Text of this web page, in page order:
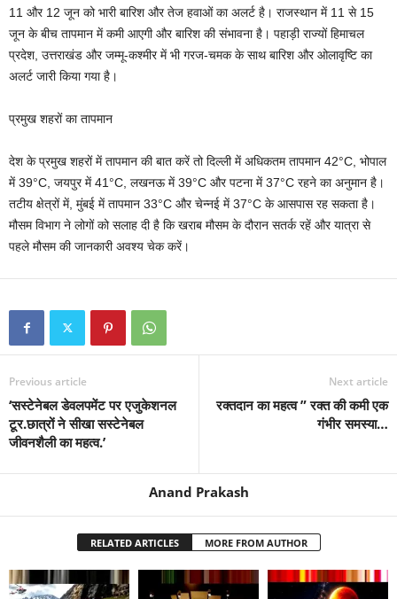
11 और 12 जून को भारी बारिश और तेज हवाओं का अलर्ट है। राजस्थान में 11 से 15
जून के बीच तापमान में कमी आएगी और बारिश की संभावना है। पहाड़ी राज्यों हिमाचल
प्रदेश, उत्तराखंड और जम्मू-कश्मीर में भी गरज-चमक के साथ बारिश और ओलावृष्टि का
अलर्ट जारी किया गया है।
प्रमुख शहरों का तापमान
देश के प्रमुख शहरों में तापमान की बात करें तो दिल्ली में अधिकतम तापमान 42°C, भोपाल
में 39°C, जयपुर में 41°C, लखनऊ में 39°C और पटना में 37°C रहने का अनुमान है।
तटीय क्षेत्रों में, मुंबई में तापमान 33°C और चेन्नई में 37°C के आसपास रह सकता है।
मौसम विभाग ने लोगों को सलाह दी है कि खराब मौसम के दौरान सतर्क रहें और यात्रा से
पहले मौसम की जानकारी अवश्य चेक करें।
Previous article
‘सस्टेनेबल डेवलपमेंट पर एजुकेशनल
टूर.छात्रों ने सीखा सस्टेनेबल
जीवनशैली का महत्व.’
Next article
रक्तदान का महत्व ” रक्त की कमी एक
गंभीर समस्या…
Anand Prakash
RELATED ARTICLES MORE FROM AUTHOR